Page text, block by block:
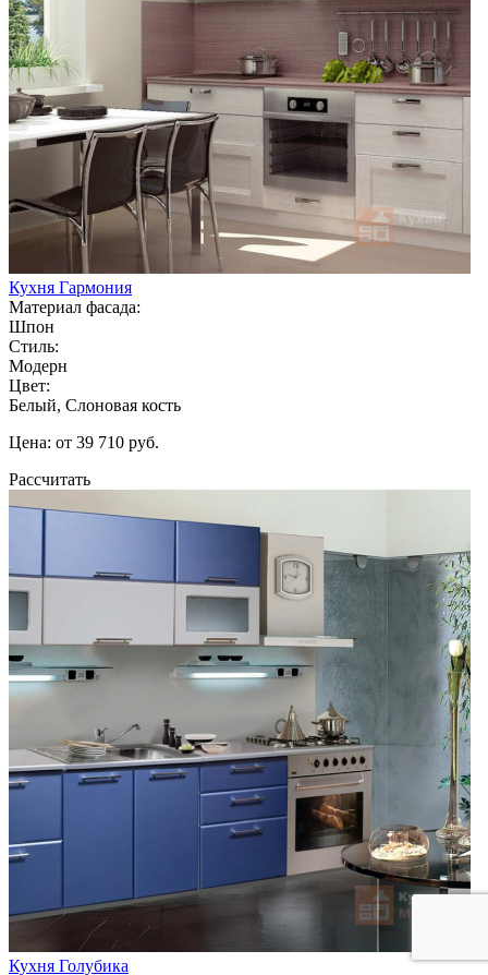
Кухня Гармония
Материал фасада:
Шпон
Стиль:
Модерн
Цвет:
Белый, Слоновая кость
Цена: от 39 710 руб.
Рассчитать
Кухня Голубика